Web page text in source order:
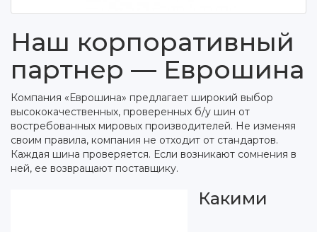
Наш корпоративный
партнер — Еврошина
Компания «Еврошина» предлагает широкий выбор
высококачественных, проверенных б/у шин от
востребованных мировых производителей. Не изменяя
своим правила, компания не отходит от стандартов.
Каждая шина проверяется. Если возникают сомнения в
ней, ее возвращают поставщику.
Какими